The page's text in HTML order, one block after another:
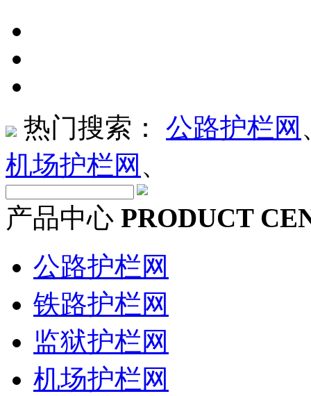
热门搜索： 公路护栏网
机场护栏网 、
产品中心 PRODUCT
公路护栏网
铁路护栏网
监狱护栏网
机场护栏网